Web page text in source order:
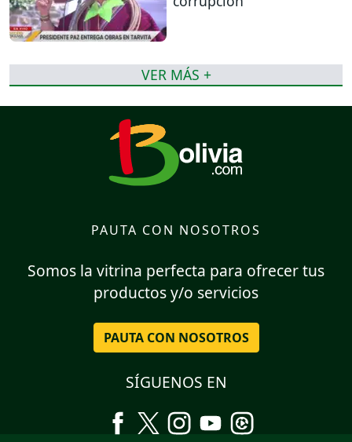
VER MÁS +
PAUTA CON NOSOTROS
Somos la vitrina perfecta para ofrecer tus
productos y/o servicios
PAUTA CON NOSOTROS
SÍGUENOS EN